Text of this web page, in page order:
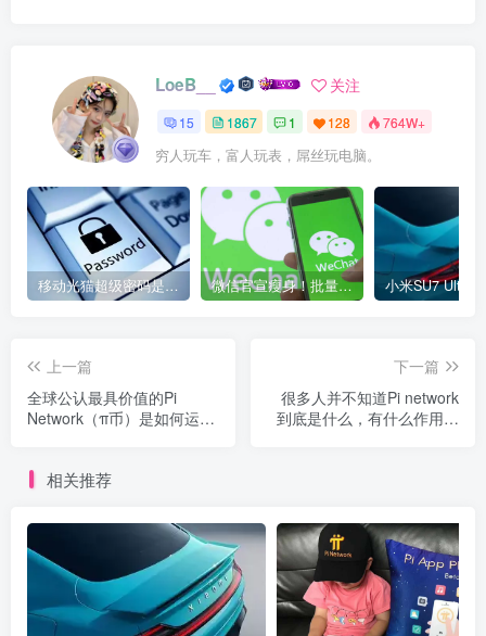
LoeB__ 关注
15 1867 1 128 764W+
穷人玩车，富人玩表，屌丝玩电脑。
移动光猫超级密码是多少？移动光猫超级管理员后台账号与密码 微信官宣瘦身！批量清理原图新功能来了 安卓、iOS均可使用
上一篇
全球公认最具价值的Pi
Network（π币）是如何运行
下一篇
很多人并不知道Pi network
到底是什么，有什么作用，
相关推荐